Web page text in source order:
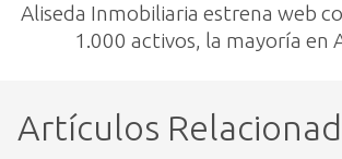
Aliseda Inmobiliaria estrena web
1.000 activos, la mayoría en
Artículos